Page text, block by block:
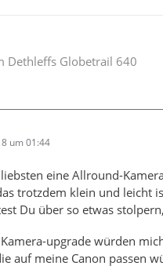
Dethleffs Globetrail 640
um 01:44
eine Allround-
trotzdem klein und leicht
Du über so etwas
upgrade würden
auf meine Canon passen